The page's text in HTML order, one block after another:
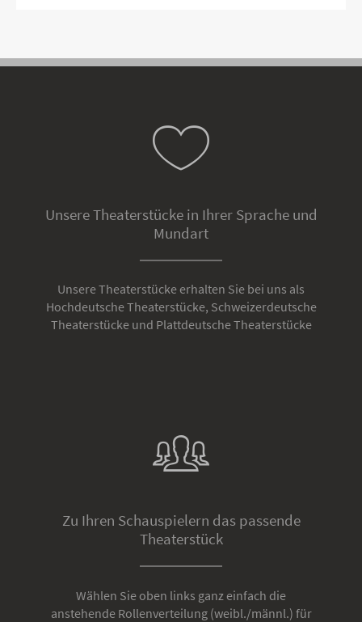
Unsere Theaterstücke in Ihrer Sprache und
Mundart
Unsere Theaterstücke erhalten Sie bei uns als
Hochdeutsche Theaterstücke, Schweizerdeutsche
Theaterstücke und Plattdeutsche Theaterstücke
Zu Ihren Schauspielern das passende
Theaterstück
Wählen Sie oben links ganz einfach die
anstehende Rollenverteilung (weibl./männl.) für